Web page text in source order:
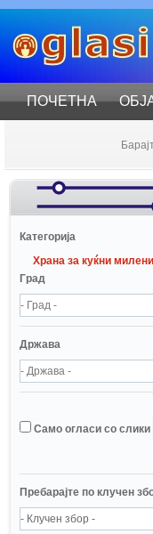
ПОЧЕТНА
Катeгорија
Храна за куќни
Град
Држава
Само огласи со слики
Пребарајте по клучен